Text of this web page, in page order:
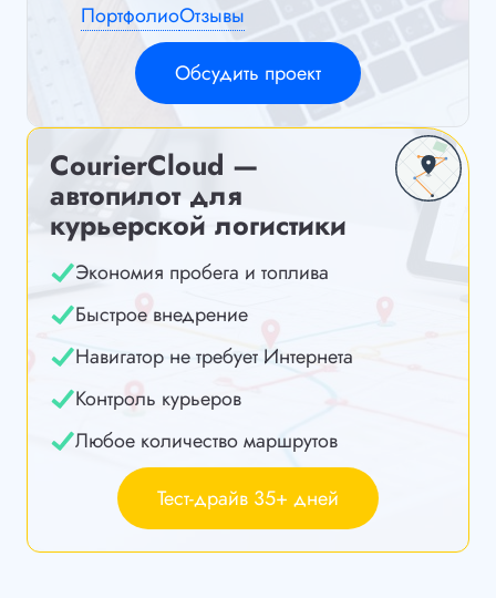
ПортфолиоОтзывы
Обсудить проект
CourierCloud —
автопилот для
курьерской логистики
Экономия пробега и топлива
Быстрое внедрение
Навигатор не требует Интернета
Контроль курьеров
Любое количество маршрутов
Тест-драйв 35+ дней